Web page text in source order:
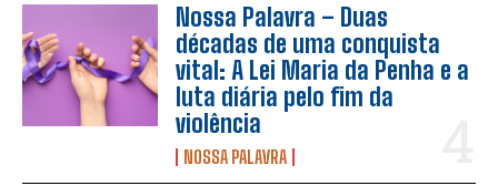
Nossa Palavra – Duas
décadas de uma conquista
vital: A Lei Maria da Penha e a
luta diária pelo fim da
violência
NOSSA PALAVRA